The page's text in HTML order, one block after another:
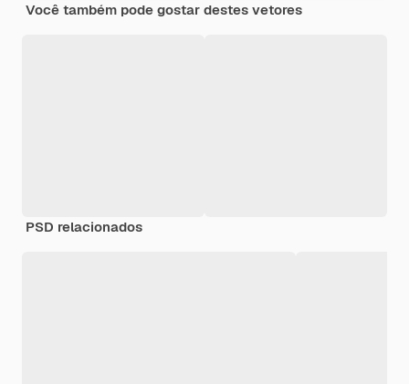
Você também pode gostar destes vetores
PSD relacionados